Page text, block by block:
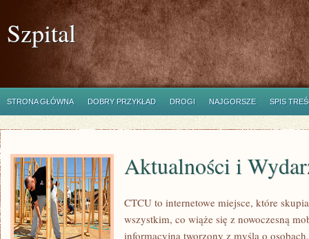
Szpital
STRONA GŁÓWNA DOBRY PRZYKŁAD DROGI NAJGORSZE SPIS
Aktualności i
CTCU to internetowe miejsce, które
wszystkim, co wiąże się z nowoczesną
informacyjna tworzony z myślą o